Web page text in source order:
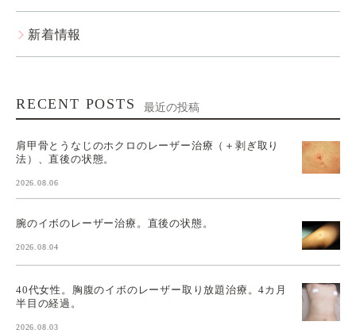
新着情報
RECENT POSTS 最近の投稿
肩甲骨とうなじのホクロのレーザー治療（＋剥ぎ取り
法）、直後の状態。
2026.08.06
腕のイボのレーザー治療。直後の状態。
2026.08.04
40代女性。胸腹のイボのレーザー取り放題治療。4カ月
半目の経過。
2026.08.03